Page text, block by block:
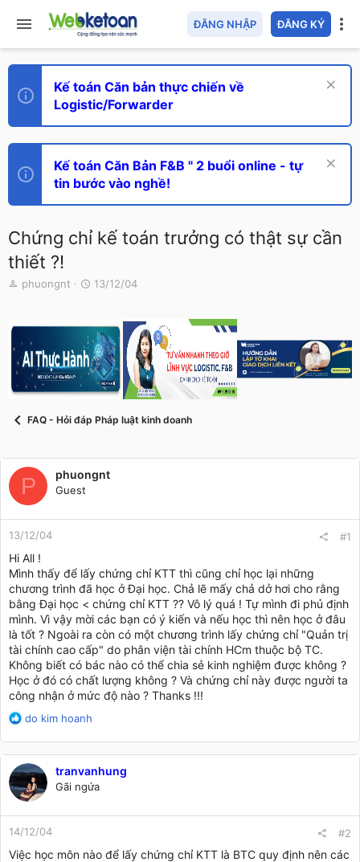
ĐĂNG NHẬP ĐĂNG KÝ
Kế toán Căn bản thực chiến về
Logistic/Forwarder
Kế toán Căn Bản F&B " 2 buổi online - tự
tin bước vào nghề!
Chứng chỉ kế toán trưởng có thật sự cần
thiết ?!
T
e
a
d
s
a
r
phuongnt
N
y
g
ử
i
13/12/04
FAQ - Hỏi đáp Pháp luật kinh doanh
P phuongnt
Guest
13/12/04 #1
Hi All !
Mình thấy để lấy chứng chỉ KTT thì cũng chỉ học lại những
chương trình đã học ở Đại học. Chả lẽ mấy chả dở hơi cho rằng
bằng Đại học < chứng chỉ KTT ?? Vô lý quá ! Tự mình đi phủ định
mình. Vì vậy mời các bạn có ý kiến và nếu học thì nên học ở đâu
là tốt ? Ngoài ra còn có một chương trình lấy chứng chỉ "Quản trị
tài chính cao cấp" do phân viện tài chính HCm thuộc bộ TC.
Không biết có bác nào có thể chia sẻ kinh nghiệm được không ?
Học ở đó có chất lượng không ? Và chứng chỉ này được người ta
công nhận ở mức độ nào ? Thanks !!!
R
a
c
t
i
o
n
s
do kim hoanh
tranvanhung
Gãi ngứa
14/12/04 #2
Việc học môn nào để lấy chứng chỉ KTT là BTC quy định nên các